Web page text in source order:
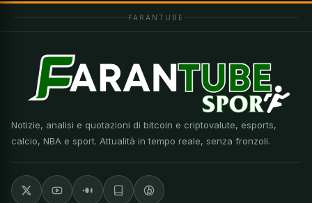
FARANTUBE
Notizie, analisi e quotazioni di bitcoin e criptovalute, esports,
calcio, NBA e sport. Attualità in tempo reale, senza fronzoli.